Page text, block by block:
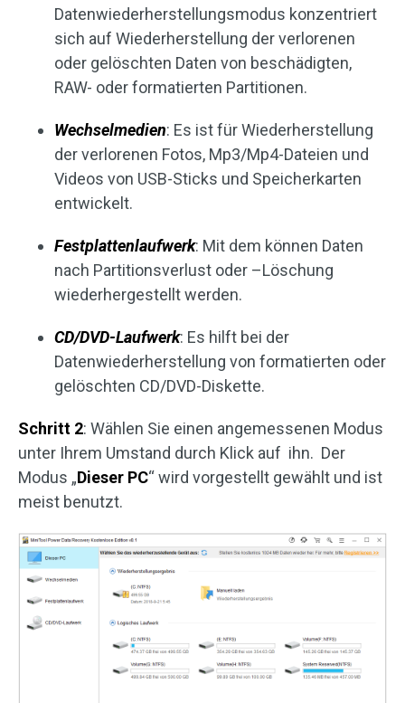
Datenwiederherstellungsmodus konzentriert
sich auf Wiederherstellung der verlorenen
oder gelöschten Daten von beschädigten,
RAW- oder formatierten Partitionen.
Wechselmedien: Es ist für Wiederherstellung
der verlorenen Fotos, Mp3/Mp4-Dateien und
Videos von USB-Sticks und Speicherkarten
entwickelt.
Festplattenlaufwerk: Mit dem können Daten
nach Partitionsverlust oder –Löschung
wiederhergestellt werden.
CD/DVD-Laufwerk: Es hilft bei der
Datenwiederherstellung von formatierten oder
gelöschten CD/DVD-Diskette.
Schritt 2: Wählen Sie einen angemessenen Modus
unter Ihrem Umstand durch Klick auf ihn. Der
Modus „Dieser PC“ wird vorgestellt gewählt und ist
meist benutzt.